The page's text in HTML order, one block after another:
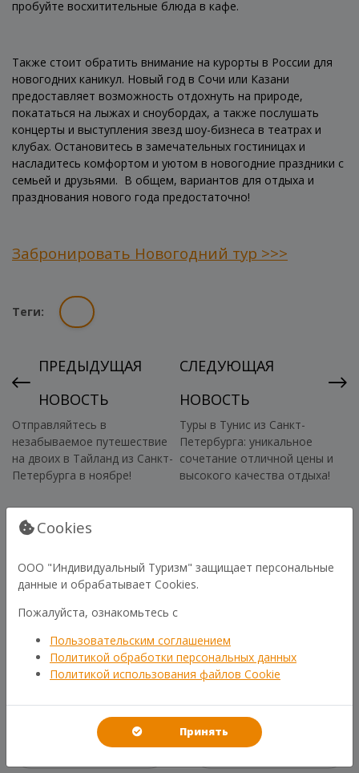
пробуйте восхитительные блюда в кафе.
Также стоит обратить внимание на курорты в России для
новогодних каникул. Новый год в Сочи или Казани
предоставляет возможность отдохнуть на природе,
покататься на лыжах и сноубордах, а также послушать
концерты и выступления звезд шоу-бизнеса в театрах и
клубах. Остановитесь в замечательных гостиницах и
насладитесь комфортом и уютом в новогодние праздники с
семьей и друзьями. В общем, вариантов для отдыха и
празднования нового года предостаточно!
Забронировать Новогодний тур >>>
Теги:
ПРЕДЫДУЩАЯ
НОВОСТЬ
Отправляйтесь в
незабываемое путешествие
на двоих в Тайланд из Санкт-
Петербурга в ноябре!
СЛЕДУЮЩАЯ
НОВОСТЬ
Туры в Тунис из Санкт-
Петербурга: уникальное
сочетание отличной цены и
высокого качества отдыха!
В СЛУЧАЕ ЧЕГО
СВЯЗЬ С НАМИ
Cookies
ООО "Индивидуальный Туризм" защищает персональные
данные и обрабатывает Cookies.
Пожалуйста, ознакомьтесь с
Пользовательским соглашением
Политикой обработки персональных данных
Политикой использования файлов Cookie
Принять